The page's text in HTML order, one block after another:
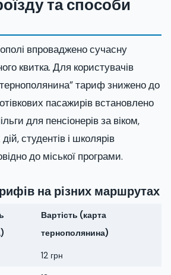
та способи
впроваджено сучасну
квитка. Для користувачів
тариф знижено до
пасажирів встановлено
для пенсіонерів за віком,
студентів і школярів
до міської програми.
на різних маршрутах
Вартість (карта
тернополянина)
12 грн